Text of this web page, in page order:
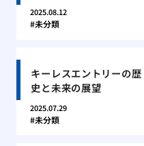
2025.08.12
未分類
キーレスエントリーの歴
史と未来の展望
2025.07.29
未分類